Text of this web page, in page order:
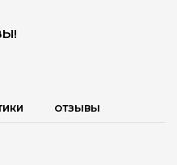
ОТЗЫВЫ